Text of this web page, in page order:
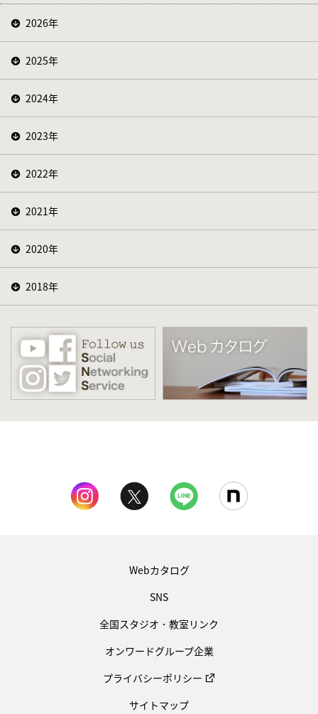
2026年
2025年
2024年
2023年
2022年
2021年
2020年
2018年
Webカタログ
SNS
全国スタジオ・教室リンク
オンワードグループ企業
プライバシーポリシー
サイトマップ